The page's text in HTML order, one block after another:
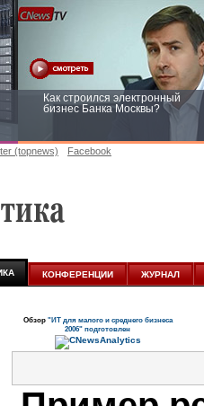
Как строился электронный
бизнес Банка Москвы?
(topnews) Facebook
КОНФЕРЕНЦИИ ЖУРНАЛ
Обзор "ИТ для малого и среднего бизнеса
2006" подготовлен